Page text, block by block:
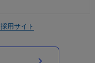
採用サイト